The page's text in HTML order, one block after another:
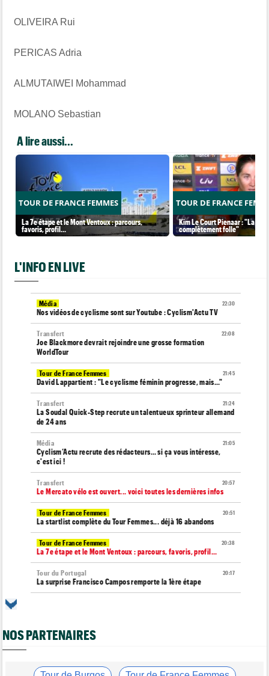
OLIVEIRA Rui
PERICAS Adria
ALMUTAIWEI Mohammad
MOLANO Sebastian
A lire aussi...
TOUR DE FRANCE FEMMES
La 7e étape et le Mont Ventoux : parcours,
favoris, profil…
TOUR DE FRANCE
Kim Le Court Pienaar : "La
complètement folle"
L'INFO EN LIVE
22:30
Média
Nos vidéos de cyclisme sont sur Youtube : Cyclism'Actu TV
22:08
Transfert
Joe Blackmore devrait rejoindre une grosse formation
WorldTour
21:45
Tour de France Femmes
David Lappartient : "Le cyclisme féminin progresse, mais…"
21:24
Transfert
La Soudal Quick-Step recrute un talentueux sprinteur allemand
de 24 ans
21:05
Média
Cyclism’Actu recrute des rédacteurs… si ça vous intéresse,
c'est ici !
20:57
Transfert
Le Mercato vélo est ouvert... voici toutes les dernières infos
20:51
Tour de France Femmes
La startlist complète du Tour Femmes... déjà 16 abandons
20:38
Tour de France Femmes
La 7e étape et le Mont Ventoux : parcours, favoris, profil…
20:17
Tour du Portugal
La surprise Francisco Campos remporte la 1ère étape
Tour de France Femmes
19:13
Tour de France Femmes
NOS PARTENAIRES